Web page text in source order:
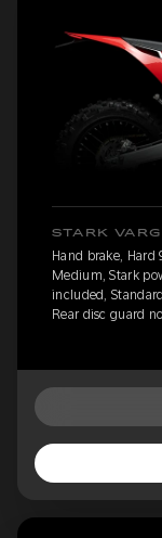
STARK
Hand brake, Hard
Medium, Stark
included,
Rear disc guard